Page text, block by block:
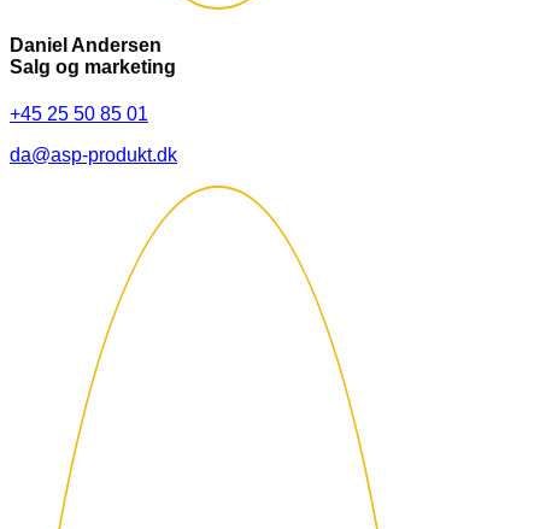
Daniel Andersen
Salg og marketing
+45 25 50 85 01
da@asp-produkt.dk